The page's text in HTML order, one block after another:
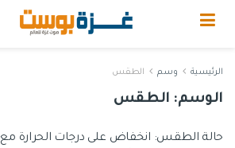
الرئيسية وسم الطقس
الوسم: الطقس
حالة الطقس: انخفاض على درجات الحرارة مع